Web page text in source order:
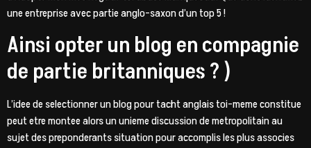
une entreprise avec partie anglo-saxon d’un top 5 !
Ainsi opter un blog en compagnie
de partie britanniques ? )
L’idee de selectionner un blog pour tacht anglais toi-meme constitue
peut etre montee alors un unieme discussion de metropolitain au
sujet des preponderants situation pour accomplis les plus associes